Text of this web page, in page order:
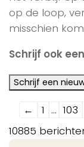
op de loop,
misschien
Schrijf ook
Navigatie
door
de
← 1 ... 103
10885